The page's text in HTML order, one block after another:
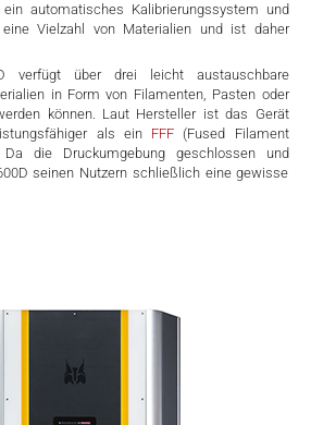
automatisches Kalibrierungssystem und
Vielzahl von Materialien und ist daher
verfügt über drei leicht austauschbare
in Form von Filamenten, Pasten oder
können. Laut Hersteller ist das Gerät
als ein FFF (Fused Filament
Da die Druckumgebung geschlossen und
seinen Nutzern schließlich eine gewisse